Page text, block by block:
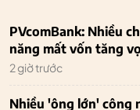
PVcomBank: Nhiều
năng mất vốn tăng
2 giờ trước
Nhiều 'ông lớn' công